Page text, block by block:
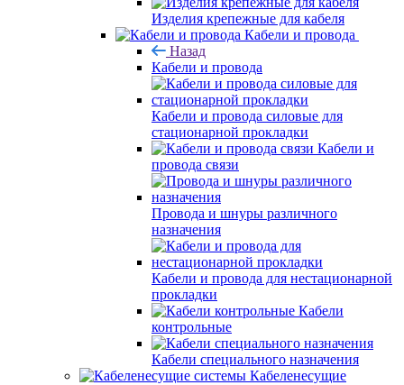
Изделия крепежные для кабеля
Кабели и провода
Назад
Кабели и провода
Кабели и провода силовые для
стационарной прокладки
Кабели и
провода связи
Провода и шнуры различного
назначения
Кабели и провода для нестационарной
прокладки
Кабели
контрольные
Кабели специального назначения
Кабеленесущие